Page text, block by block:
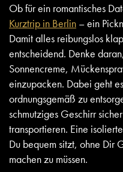
Ob für ein romantisches
Kurztrip in Berlin – ein
Damit alles reibungslos
entscheidend. Denke
Sonnencreme,
einzupacken. Dabei geht
ordnungsgemäß zu
schmutziges Geschirr
transportieren. Eine
Du bequem sitzt, ohne Dir
machen zu müssen.